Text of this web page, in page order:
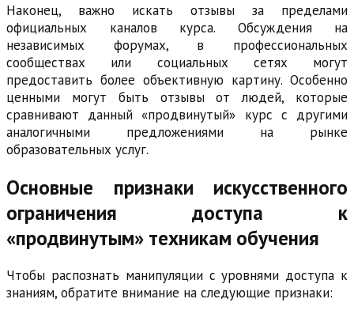
Наконец, важно искать отзывы за пределами
официальных каналов курса. Обсуждения на
независимых форумах, в профессиональных
сообществах или социальных сетях могут
предоставить более объективную картину. Особенно
ценными могут быть отзывы от людей, которые
сравнивают данный «продвинутый» курс с другими
аналогичными предложениями на рынке
образовательных услуг.
Основные признаки искусственного
ограничения доступа к
«продвинутым» техникам обучения
Чтобы распознать манипуляции с уровнями доступа к
знаниям, обратите внимание на следующие признаки: